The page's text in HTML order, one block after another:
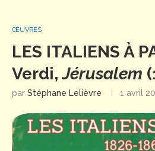
ŒUVRES
LES ITALIENS À
Verdi,Jérusalem
par Stéphane Lelièvre 1 avril